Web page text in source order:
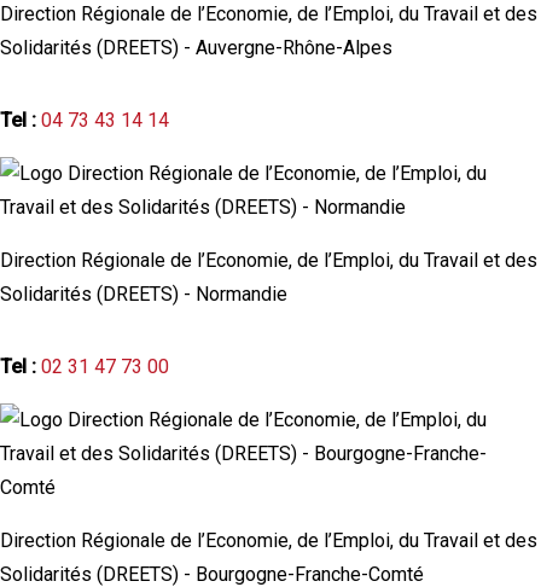
Direction Régionale de l’Economie, de l’Emploi, du Travail et des
Solidarités (DREETS) - Auvergne-Rhône-Alpes
Tel : 04 73 43 14 14
Direction Régionale de l’Economie, de l’Emploi, du Travail et des
Solidarités (DREETS) - Normandie
Tel : 02 31 47 73 00
Direction Régionale de l’Economie, de l’Emploi, du Travail et des
Solidarités (DREETS) - Bourgogne-Franche-Comté